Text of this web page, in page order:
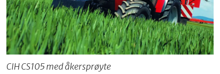
CIH CS105 med åkersprøyte